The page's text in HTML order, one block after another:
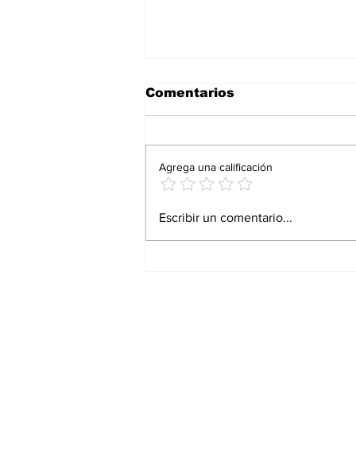
Gestión efectiva de
para el éxito digital
Comentarios
Agrega una calificación
Escribir un comentario...